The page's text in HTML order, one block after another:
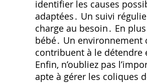
identifier les causes
adaptées․ Un suivi
charge au besoin․ En
bébé․ Un
contribuent à le détendre
Enfin, n’oubliez pas
apte à gérer les coliques